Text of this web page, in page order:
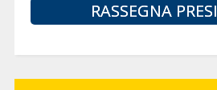
RASSEGNA